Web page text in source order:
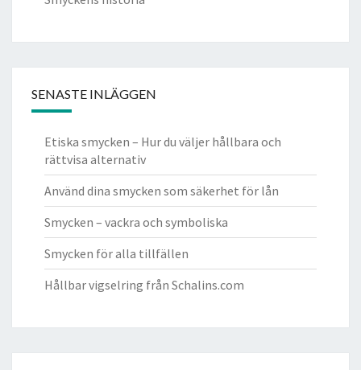
SENASTE INLÄGGEN
Etiska smycken – Hur du väljer hållbara och
rättvisa alternativ
Använd dina smycken som säkerhet för lån
Smycken – vackra och symboliska
Smycken för alla tillfällen
Hållbar vigselring från Schalins.com